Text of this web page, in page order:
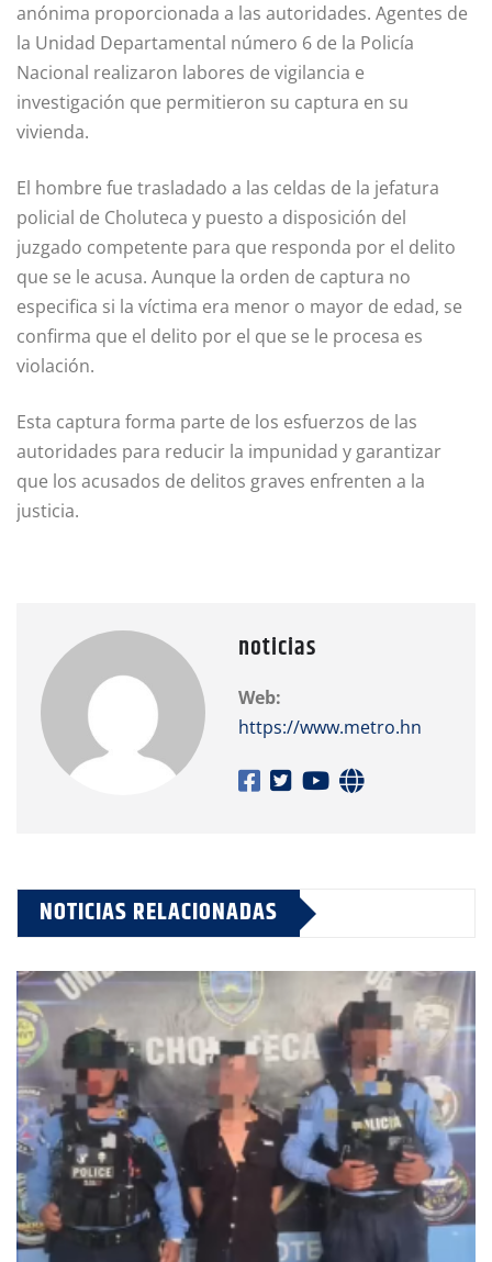
anónima proporcionada a las autoridades. Agentes de
la Unidad Departamental número 6 de la Policía
Nacional realizaron labores de vigilancia e
investigación que permitieron su captura en su
vivienda.
El hombre fue trasladado a las celdas de la jefatura
policial de Choluteca y puesto a disposición del
juzgado competente para que responda por el delito
que se le acusa. Aunque la orden de captura no
especifica si la víctima era menor o mayor de edad, se
confirma que el delito por el que se le procesa es
violación.
Esta captura forma parte de los esfuerzos de las
autoridades para reducir la impunidad y garantizar
que los acusados de delitos graves enfrenten a la
justicia.
noticias
Web:
https://www.metro.hn
NOTICIAS RELACIONADAS